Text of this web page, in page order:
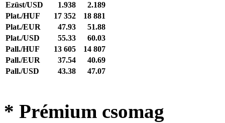
Ezüst/USD
1.938
2.189
Plat./HUF
17 352
18 881
Plat./EUR
47.93
51.88
Plat./USD
55.33
60.03
Pall./HUF
13 605
14 807
Pall./EUR
37.54
40.69
Pall./USD
43.38 47.07
* Prémium csomag